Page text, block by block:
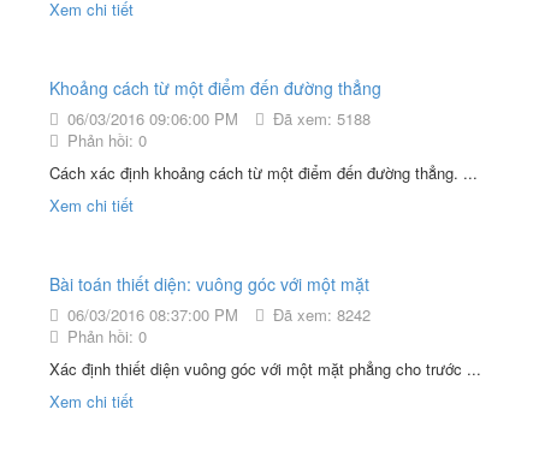
Xem chi tiết
Khoảng cách từ một điểm đến đường thẳng
06/03/2016 09:06:00 PM
Đã xem: 5188
Phản hồi: 0
Cách xác định khoảng cách từ một điểm đến đường thẳng. ...
Xem chi tiết
Bài toán thiết diện: vuông góc với một mặt
06/03/2016 08:37:00 PM
Đã xem: 8242
Phản hồi: 0
Xác định thiết diện vuông góc với một mặt phẳng cho trước ...
Xem chi tiết